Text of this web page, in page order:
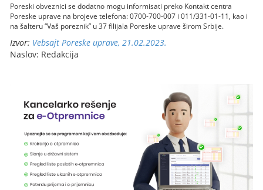
Poreski obveznici se dodatno mogu informisati preko Kontakt centra
Poreske uprave na brojeve telefona: 0700-700-007 i 011/331-01-11, kao i
na šalteru “Vaš poreznik” u 37 filijala Poreske uprave širom Srbije.
Izvor: Vebsajt Poreske uprave, 21.02.2023.
Naslov: Redakcija